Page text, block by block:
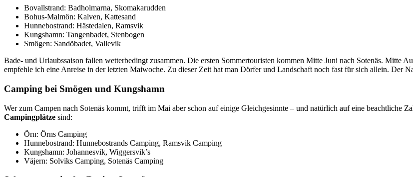
Bovallstrand: Badholmarna, Skomakarudden
Bohus-Malmön: Kalven, Kattesand
Hunnebostrand: Hästedalen, Ramsvik
Kungshamn: Tangenbadet, Stenbogen
Smögen: Sandöbadet, Vallevik
Bade- und Urlaubssaison fallen wetterbedingt zusammen. Die ersten Sommertouristen kommen Mitte Juni nach Sotenäs. Mitte
empfehle ich eine Anreise in der letzten Maiwoche. Zu dieser Zeit hat man Dörfer und Landschaft noch fast für sich allein. Der
Camping bei Smögen und Kungshamn
Wer zum Campen nach Sotenäs kommt, trifft im Mai aber schon auf einige Gleichgesinnte – und natürlich auf eine beachtliche
Campingplätze sind:
Örn: Örns Camping
Hunnebostrand: Hunnebostrands Camping, Ramsvik Camping
Kungshamn: Johannesvik, Wiggersvik’s
Väjern: Solviks Camping, Sotenäs Camping